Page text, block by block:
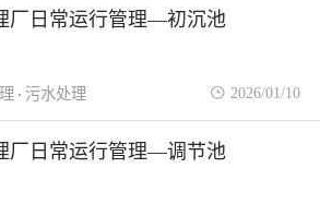
厂日常运行管理—初沉池
污水处理 2026/01/10
厂日常运行管理—调节池